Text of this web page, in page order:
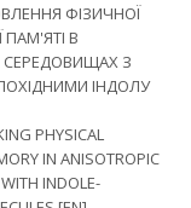
ФІЗИЧНОЇ
В
З
ІНДОЛУ
PHYSICAL
IN ANISOTROPIC
INDOLE-